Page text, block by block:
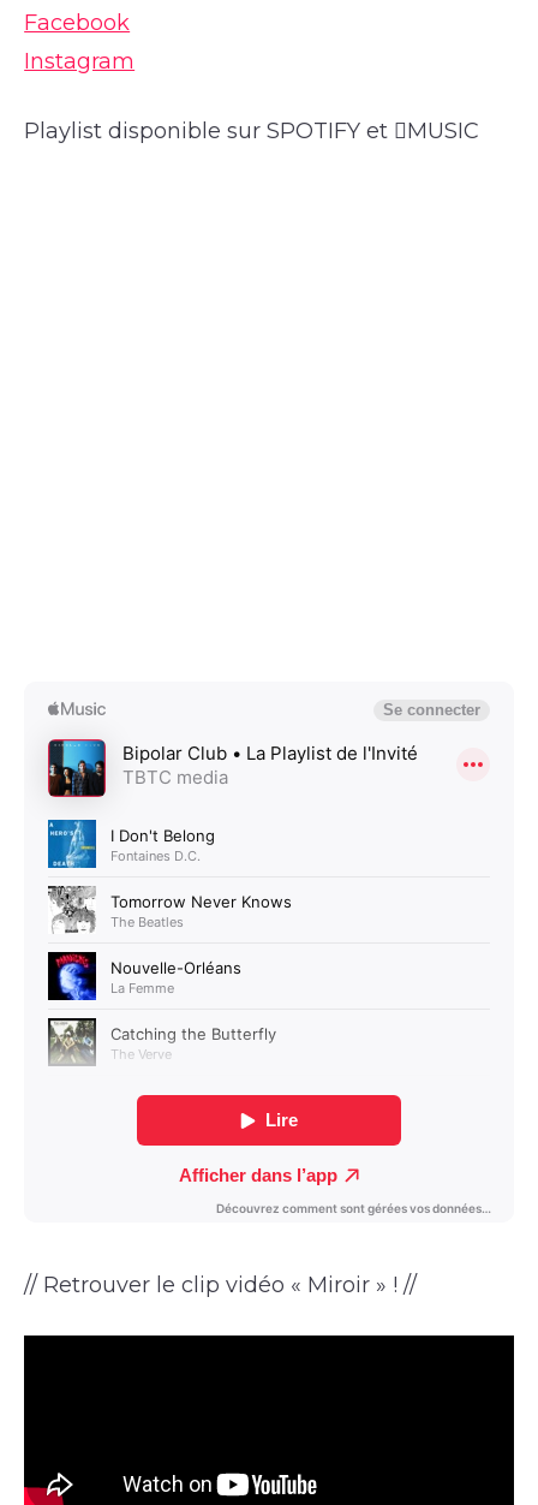
Facebook
Instagram
Playlist disponible sur SPOTIFY et MUSIC
// Retrouver le clip vidéo « Miroir » ! //